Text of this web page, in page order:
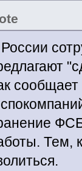
Тем,